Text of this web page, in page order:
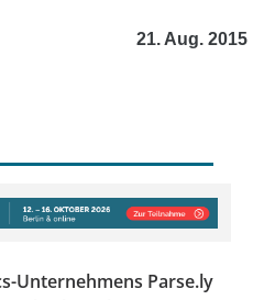
21. Aug. 2015
Unternehmens Parse.ly